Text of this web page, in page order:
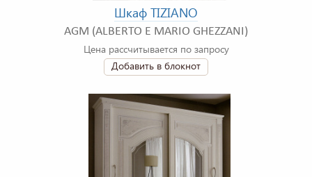
Шкаф TIZIANO
AGM (ALBERTO E MARIO GHEZZANI)
Цена рассчитывается по запросу
Добавить в блокнот